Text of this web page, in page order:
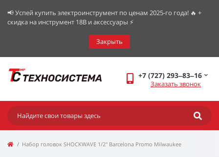
📢 Успей купить электроинструмент по ценам 2025-го года! 🔥 +
скидка на инструмент 18В и аксессуары ⚡️
Закрыть
+7 (727) 293‒83‒16
Заказать звонок
Набор головок SHOCKWAVE 1/2" Barcelona Promo Milwaukee